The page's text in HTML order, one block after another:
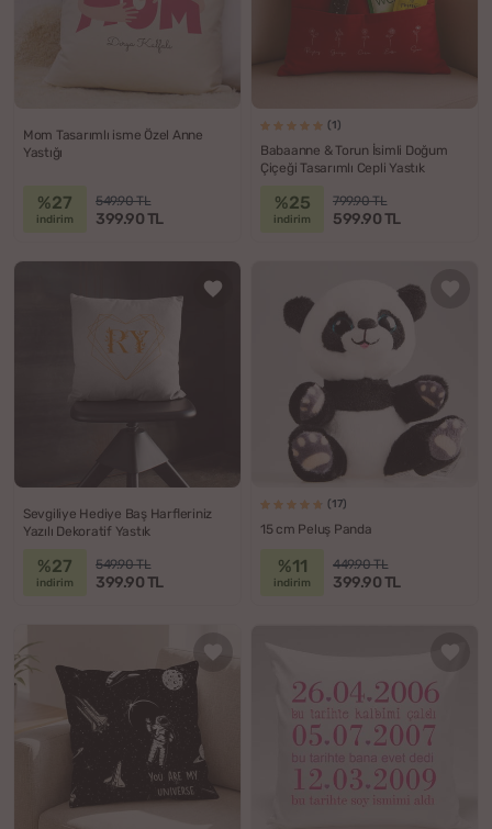
Mom Tasarımlı isme Özel Anne
Yastığı
%27
indirim
549.90 TL
399.90 TL
(1)
Babaanne & Torun İsimli Doğum
Çiçeği Tasarımlı Cepli Yastık
%25
indirim
799.90 TL
599.90 TL
Sevgiliye Hediye Baş Harfleriniz
Yazılı Dekoratif Yastık
%27
indirim
549.90 TL
399.90 TL
(17)
15 cm Peluş Panda
%11
indirim
449.90 TL
399.90 TL